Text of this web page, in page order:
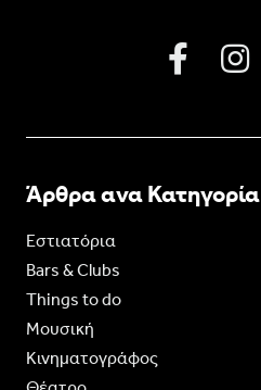
Άρθρα ανα Κατηγορία
Εστιατόρια
Bars & Clubs
Things to do
Moυσική
Κινηματογράφος